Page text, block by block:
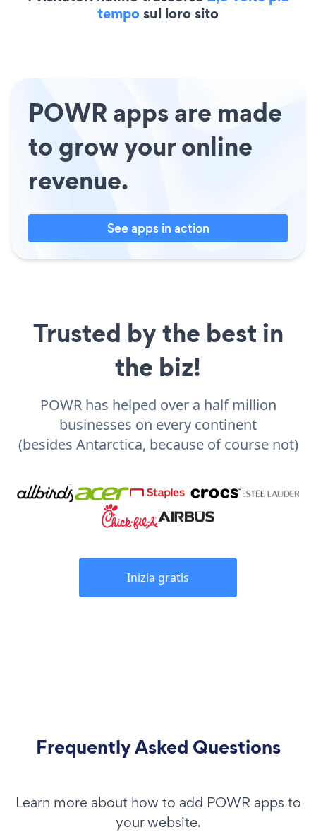
temposul loro sito
POWR apps are made
to grow your online
revenue.
See apps in action
Trusted by the best in
the biz!
POWR has helped over a half million
businesses on every continent
(besides Antarctica, because of course not)
Inizia gratis
Frequently Asked Questions
Learn more about how to add POWR apps to
your website.